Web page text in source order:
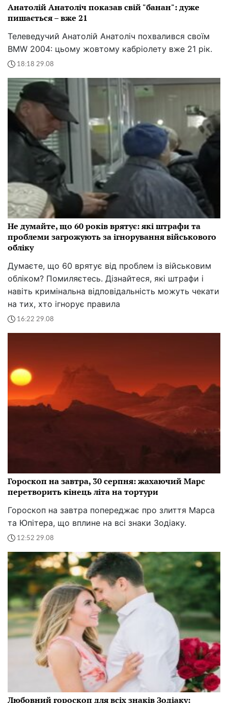
Анатолій Анатоліч показав свій "банан": дуже
пишається – вже 21
Телеведучий Анатолій Анатоліч похвалився своїм
BMW 2004: цьому жовтому кабріолету вже 21 рік.
18:18 29.08
Не думайте, що 60 років врятує: які штрафи та
проблеми загрожують за ігнорування військового
обліку
Думаєте, що 60 врятує від проблем із військовим
обліком? Помиляєтесь. Дізнайтеся, які штрафи і
навіть кримінальна відповідальність можуть чекати
на тих, хто ігнорує правила
16:22 29.08
Гороскоп на завтра, 30 серпня: жахаючий Марс
перетворить кінець літа на тортури
Гороскоп на завтра попереджає про злиття Марса
та Юпітера, що вплине на всі знаки Зодіаку.
12:52 29.08
Любовний гороскоп для всіх знаків Зодіаку: